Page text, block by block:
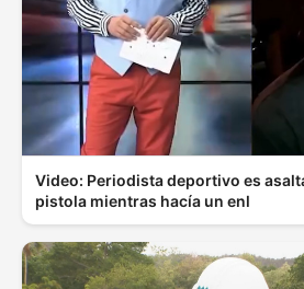
Video: Periodista deportivo es
pistola mientras hacía un enl